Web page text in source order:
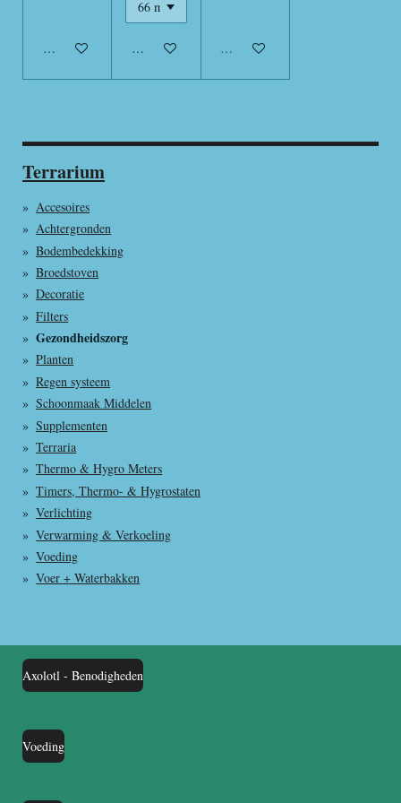
In winkelwagen In winkelwagen Uitverkocht
Terrarium
Accesoires
Achtergronden
Bodembedekking
Broedstoven
Decoratie
Filters
Gezondheidszorg
Planten
Regen systeem
Schoonmaak Middelen
Supplementen
Terraria
Thermo & Hygro Meters
Timers, Thermo- & Hygrostaten
Verlichting
Verwarming & Verkoeling
Voeding
Voer + Waterbakken
Axolotl - Benodigheden
Voeding